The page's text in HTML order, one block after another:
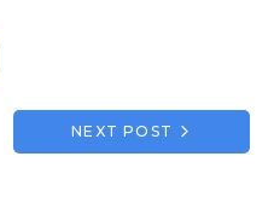
NEXT POST